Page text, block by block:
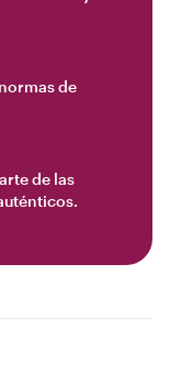
de
de las